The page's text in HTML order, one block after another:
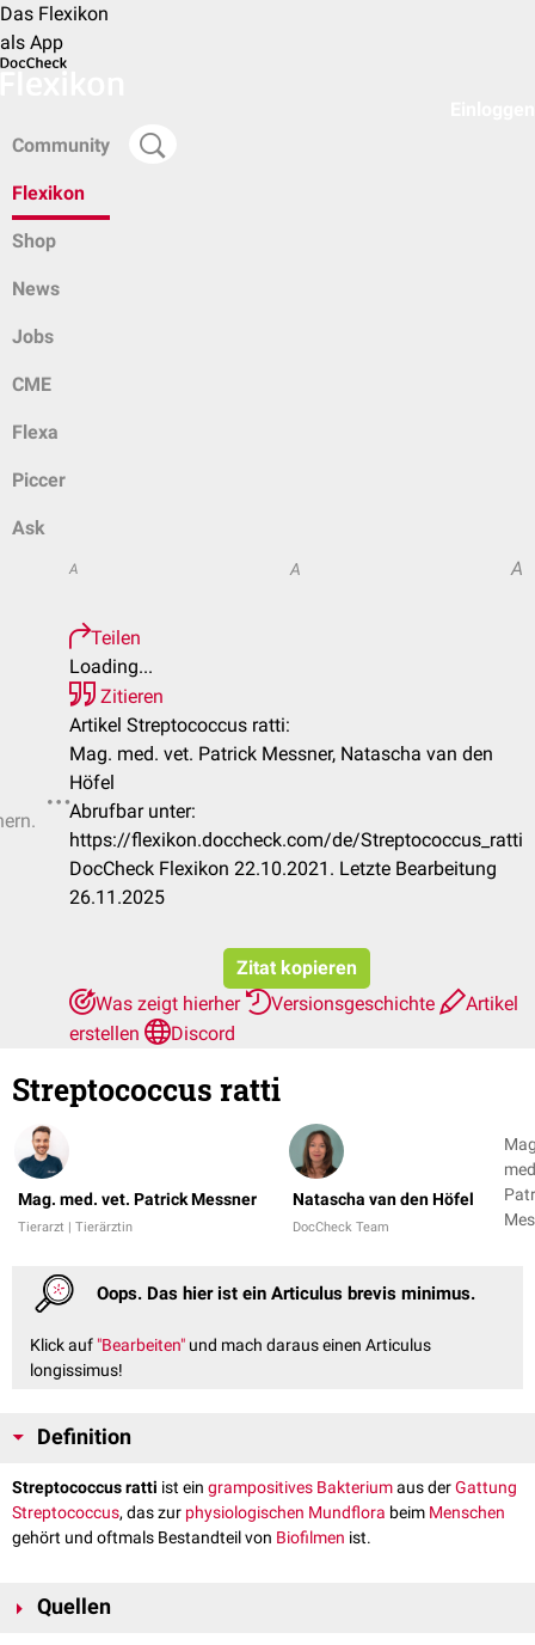
Das Flexikon
als App
Community
Flexikon
Shop
News
Jobs
CME
Flexa
Piccer
Ask
A A A
Teilen
Loading...
Zitieren
Artikel Streptococcus ratti:
Mag. med. vet. Patrick Messner, Natascha van den
Höfel
Abrufbar unter:
https://flexikon.doccheck.com/de/Streptococcus_ratti
DocCheck Flexikon 22.10.2021. Letzte Bearbeitung
26.11.2025
Zitat kopieren
Was zeigt hierher
Versionsgeschichte
Artikel
erstellen
Discord
Streptococcus ratti
Mag. med. vet. Patrick Messner
Tierarzt | Tierärztin
Natascha van den Höfel
DocCheck Team
Oops. Das hier ist ein Articulus brevis minimus.
Klick auf "Bearbeiten" und mach daraus einen Articulus
longissimus!
Definition
Streptococcus ratti ist ein grampositives Bakteriumaus derGattung
Streptococcus, das zur physiologischen Mundflora beim Menschen
gehört und oftmals Bestandteil von Biofilmen ist.
Quellen